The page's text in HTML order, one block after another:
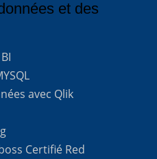
et des
avec Qlik
Certifié Red